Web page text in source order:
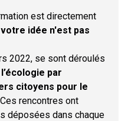
est directement
idée n'est pas
2022, se sont déroulés
par
citoyens pour le
Ces rencontres ont
déposées dans chaque